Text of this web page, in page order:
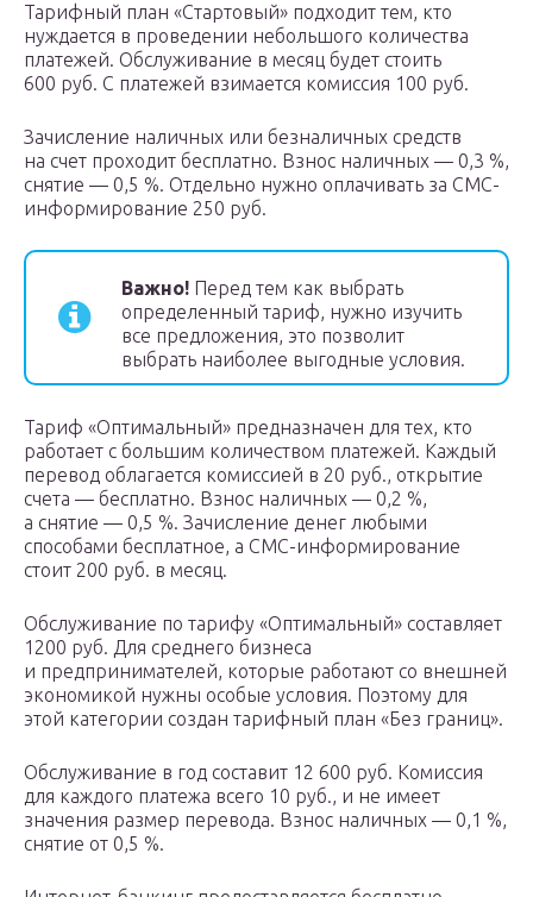
Тарифный план «Стартовый» подходит тем, кто
нуждается в проведении небольшого количества
платежей. Обслуживание в месяц будет стоить
600 руб. С платежей взимается комиссия 100 руб.
Зачисление наличных или безналичных средств
на счет проходит бесплатно. Взнос наличных — 0,3 %,
снятие — 0,5 %. Отдельно нужно оплачивать за СМС-
информирование 250 руб.
Важно! Перед тем как выбрать
определенный тариф, нужно изучить
все предложения, это позволит
выбрать наиболее выгодные условия.
Тариф «Оптимальный» предназначен для тех, кто
работает с большим количеством платежей. Каждый
перевод облагается комиссией в 20 руб., открытие
счета — бесплатно. Взнос наличных — 0,2 %,
а снятие — 0,5 %. Зачисление денег любыми
способами бесплатное, а СМС-информирование
стоит 200 руб. в месяц.
Обслуживание по тарифу «Оптимальный» составляет
1200 руб. Для среднего бизнеса
и предпринимателей, которые работают со внешней
экономикой нужны особые условия. Поэтому для
этой категории создан тарифный план «Без границ».
Обслуживание в год составит 12 600 руб. Комиссия
для каждого платежа всего 10 руб., и не имеет
значения размер перевода. Взнос наличных — 0,1 %,
снятие от 0,5 %.